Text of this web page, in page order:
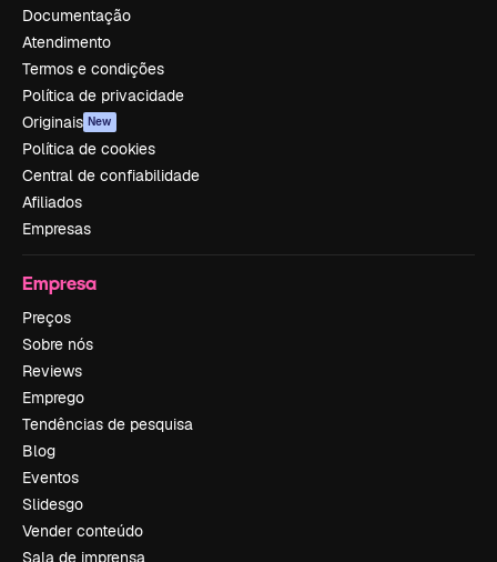
Documentação
Atendimento
Termos e condições
Política de privacidade
Originais New
Política de cookies
Central de confiabilidade
Afiliados
Empresas
Empresa
Preços
Sobre nós
Reviews
Emprego
Tendências de pesquisa
Blog
Eventos
Slidesgo
Vender conteúdo
Sala de imprensa